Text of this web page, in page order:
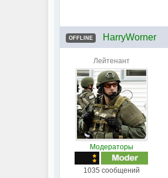
OFFLINE HarryWorner
Лейтенант
Модераторы
1035 сообщений